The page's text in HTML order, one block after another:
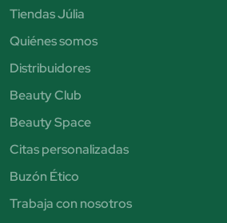
Tiendas Júlia
Quiénes somos
Distribuidores
Beauty Club
Beauty Space
Citas personalizadas
Buzón Ético
Trabaja con nosotros